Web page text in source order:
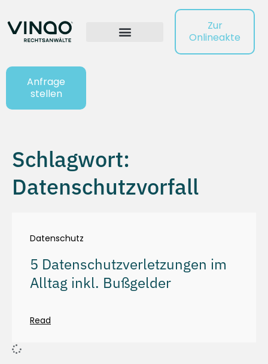
Zur
Onlineakte
Anfrage
stellen
Schlagwort:
Datenschutzvorfall
Datenschutz
5 Datenschutzverletzungen im
Alltag inkl. Bußgelder
Read